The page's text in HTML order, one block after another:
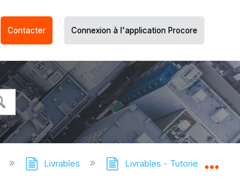
Contacter Connexion à l'application Procore
Livrables Livrables - Tutoriels